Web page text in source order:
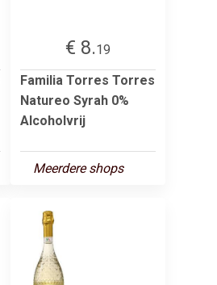
€ 8.19
Familia Torres Torres
Natureo Syrah 0%
Alcoholvrij
Meerdere shops